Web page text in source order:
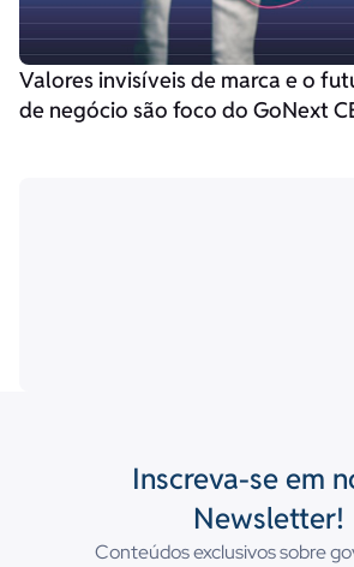
Valores invisíveis de marca e o
de negócio são foco do GoNext
Inscreva-se em
Newsletter!
Conteúdos exclusivos sobre